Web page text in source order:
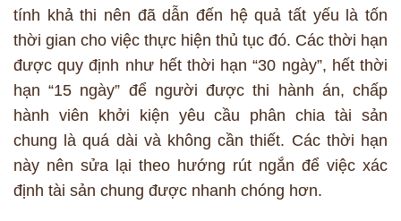
tính khả thi nên đã dẫn đến hệ quả tất yếu là tốn
thời gian cho việc thực hiện thủ tục đó. Các thời hạn
được quy định như hết thời hạn “30 ngày”, hết thời
hạn “15 ngày” để người được thi hành án, chấp
hành viên khởi kiện yêu cầu phân chia tài sản
chung là quá dài và không cần thiết. Các thời hạn
này nên sửa lại theo hướng rút ngắn để việc xác
định tài sản chung được nhanh chóng hơn.